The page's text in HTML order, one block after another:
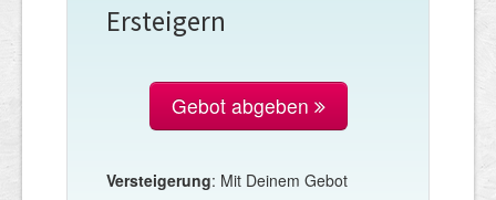
Ersteigern
Gebot abgeben
Versteigerung: Mit Deinem Gebot